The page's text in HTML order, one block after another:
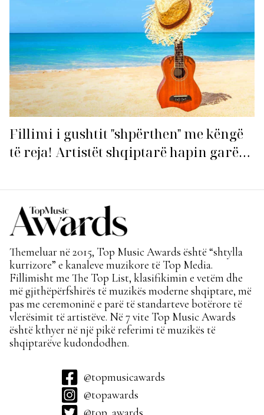
Fillimi i gushtit "shpërthen" me këngë
të reja! Artistët shqiptarë hapin garën
Themeluar në 2015, Top Music Awards është “shtylla
kurrizore” e kanaleve muzikore të Top Media.
Fillimisht me The Top List, klasifikimin e vetëm dhe
më gjithëpërfshirës të muzikës moderne shqiptare, më
pas me ceremoninë e parë të standarteve botërore të
vlerësimit të artistëve. Në 7 vite Top Music Awards
është kthyer në një pikë referimi të muzikës të
shqiptarëve kudondodhen.
@topmusicawards
@topawards